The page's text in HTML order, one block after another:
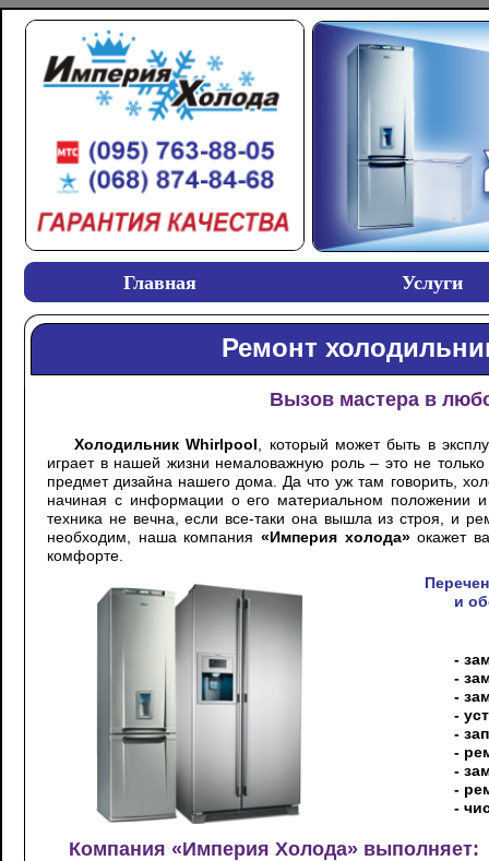
Главная Услуги
Ремонт
Вызов мастера в
ХолодильникWhirlpool , который может быть в
играет в нашей жизни немаловажную роль – это не
предмет дизайна нашего дома. Да что уж там говорить,
начиная с информации о его материальном положении и
техника не вечна, если все-таки она вышла из строя, и
необходим, наша компания «Империя холода»окажет
комфорте.
и
-
-
-
-
-
-
-
-
-
Компания «Империя Холода» выполняет: